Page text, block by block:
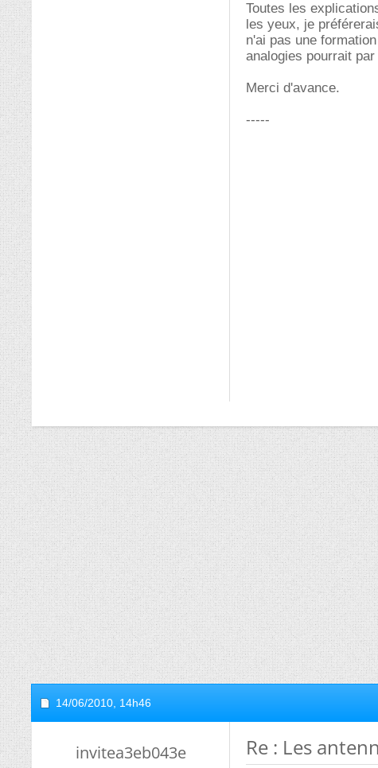
Toutes les
les yeux, je
n'ai pas une
analogies pourrait
Merci d'avance.
-----
14/06/2010, 14h46
invitea3eb043e Re : Les